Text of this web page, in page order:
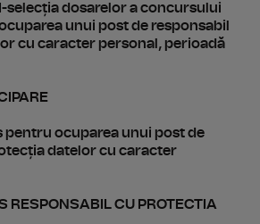
selecția dosarelor a concursului
unui post de responsabil
cu caracter personal, perioadă
pentru ocuparea unui post de
datelor cu caracter
RESPONSABIL CU PROTECTIA